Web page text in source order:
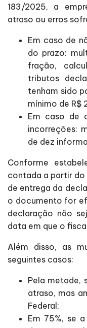
183/2025, a
atraso ou erros
Em caso de
do prazo:
fração,
tributos
tenham sido
mínimo de R$
Em caso de
incorreções:
de dez
Conforme
contada a partir
de entrega da
o documento for
declaração não
data em que o
Além disso, as
seguintes casos:
Pela metade,
atraso, mas
Federal;
Em 75%, se